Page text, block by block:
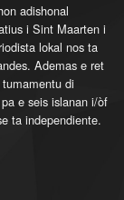
adishonal
i Sint Maarten i
lokal nos ta
Ademas e ret
di
e seis islanan i/òf
ta independiente.